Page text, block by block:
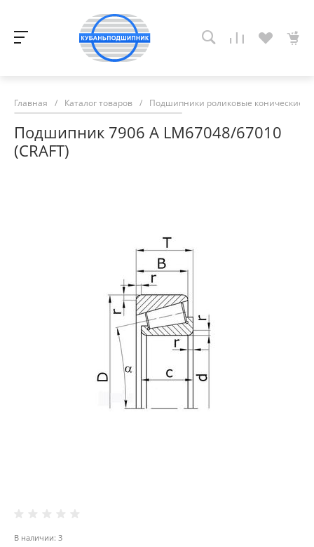
Главная / Каталог товаров / Подшипники роликовые конические
Подшипник 7906 А LM67048/67010
(CRAFT)
В наличии: 3